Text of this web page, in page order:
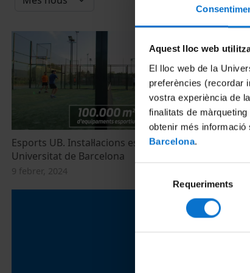
Aquest lloc web
El lloc web de la
preferències (recordar
vostra experiència de
finalitats de
obtenir més informació
Barcelona.
consentiment
Requeriments
Esports UB. Instal·lacions esportives de la
Universitat de Barcelona
9 febrer, 2024